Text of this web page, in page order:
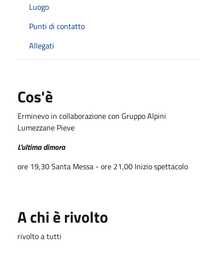
Luogo
Punti di contatto
Allegati
Cos'è
Erminevo in collaborazione con Gruppo Alpini
Lumezzane Pieve
L'ultima dimora
ore 19,30 Santa Messa - ore 21,00 Inizio spettacolo
A chi è rivolto
rivolto a tutti